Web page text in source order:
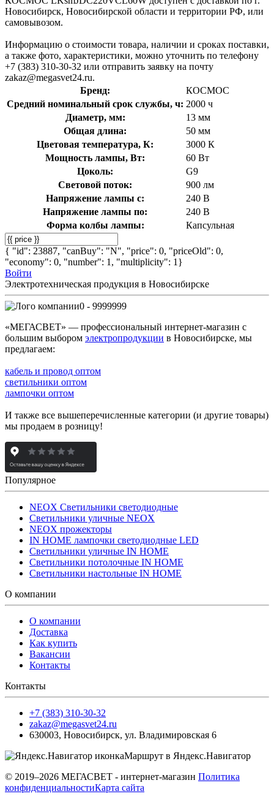
Новосибирск, Новосибирской области и территории РФ, или
самовывозом.
Информацию о стоимости товара, наличии и сроках поставки,
а также фото, характеристики, можно уточнить по телефону
+7 (383) 310-30-32 или отправить заявку на почту
zakaz@megasvet24.ru.
Бренд:
КОСМОС
Средний номинальный срок службы, ч: 2000 ч
Диаметр, мм:
13 мм
Общая длина:
50 мм
Цветовая температура, К:
3000 К
Мощность лампы, Вт:
60 Вт
Цоколь:
G9
Световой поток:
900 лм
Напряжение лампы с:
240 В
Напряжение лампы по:
240 В
Форма колбы лампы:
Капсульная
{ "id": 23887, "canBuy": "N", "price": 0, "priceOld": 0,
"economy": 0, "number": 1, "multiplicity": 1}
Войти
Электротехническая продукция в Новосибирске
0 - 9999999
«МЕГАСВЕТ» — профессиональный интернет-магазин с
большим выбором электропродукции в Новосибирске, мы
предлагаем:
кабель и провод оптом
светильники оптом
лампочки оптом
И также все вышеперечисленные категории (и другие товары)
мы продаем в розницу!
Популярное
NEOX Светильники светодиодные
Светильники уличные NEOX
NEOX прожекторы
IN HOME лампочки светодиодные LED
Светильники уличные IN HOME
Светильники потолочные IN HOME
Светильники настольные IN HOME
О компании
О компании
Доставка
Как купить
Вакансии
Контакты
Контакты
+7 (383) 310-30-32
zakaz@megasvet24.ru
630003, Новосибирск, ул. Владимировская 6
Маршрут в Яндекс.Навигатор
© 2019–2026 МЕГАСВЕТ - интернет-магазин Политика
конфиденциальностиКарта сайта